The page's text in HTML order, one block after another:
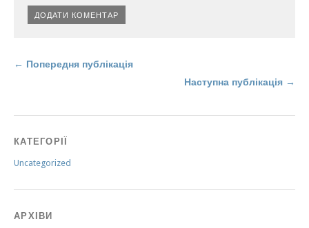
← Попередня публікація
Наступна публікація →
КАТЕГОРІЇ
Uncategorized
АРХІВИ